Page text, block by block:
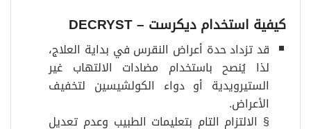
كيفية استخدام ديكرست – DECRYST
قد تزداد حدة أعراض النقرس في بداية العلاج،
لذا يُنصح باستخدام مضادات الالتهاب غير
الستيرويدية أو دواء الكولشيسين لتخفيف
الأعراض.
§ الالتزام التام بتعليمات الطبيب وعدم تعديل